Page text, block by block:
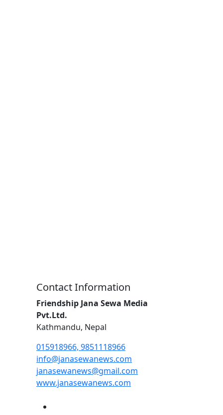
Contact Information
Friendship Jana Sewa Media
Pvt.Ltd.
Kathmandu, Nepal
015918966, 9851118966
info@janasewanews.com
janasewanews@gmail.com
www.janasewanews.com